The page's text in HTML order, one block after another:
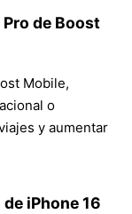
de Boost
Mobile,
o
y aumentar
iPhone 16